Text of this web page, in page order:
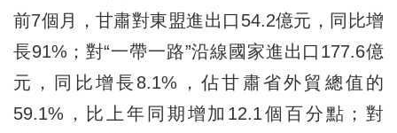
前7個月，甘肅對東盟進出口54.2億元，同比增
長91%；對“一帶一路”沿線國家進出口177.6億
元，同比增長8.1%，佔甘肅省外貿總值的
59.1%，比上年同期增加12.1個百分點；對